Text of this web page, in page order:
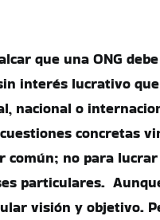
que una ONG
interés lucrativo
nacional o
concretas
común; no para
particulares.
visión y objetivo.